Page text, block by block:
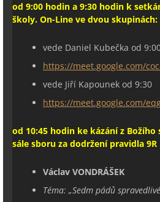
od 9:00 hodin a 9:30 hodin k
školy. On-Line ve dvou skupinách:
vede Daniel Kubečka od
https://meet.google.com/
vede Jiří Kapounek od 9:30
https://meet.google.com/
od 10:45 hodin ke kázání z Božího
sále sboru za dodržení pravidla 9R
Václav VONDRÁŠEK
Téma: „Sedm pádů